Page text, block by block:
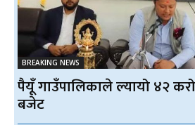
BREAKING NEWS
पैयूँ गाउँपालिकाले ल्यायो ४२
बजेट